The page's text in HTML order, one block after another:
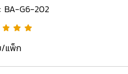
BA-G6-202
/แพ็ก